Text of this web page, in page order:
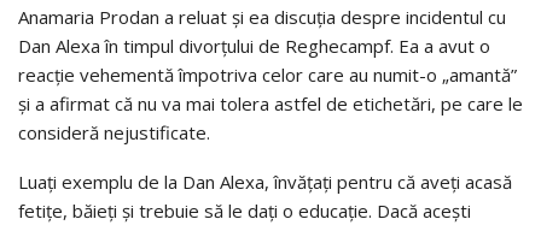
Anamaria Prodan a reluat și ea discuția despre incidentul cu
Dan Alexa în timpul divorțului de Reghecampf. Ea a avut o
reacție vehementă împotriva celor care au numit-o „amantă”
și a afirmat că nu va mai tolera astfel de etichetări, pe care le
consideră nejustificate.
Luați exemplu de la Dan Alexa, învățați pentru că aveți acasă
fetițe, băieți și trebuie să le dați o educație. Dacă acești